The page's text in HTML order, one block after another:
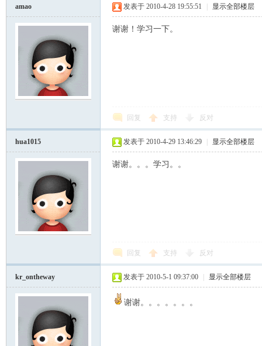
amao 发表于 2010-4-28 19:55:51 显示全部楼层
谢谢！学习一下。
回复 支持 反对
hua1015 发表于 2010-4-29 13:46:29 显示全部楼层
谢谢。。。学习。。
回复 支持 反对
kr_ontheway 发表于 2010-5-1 09:37:00 显示全部楼层
谢谢。。。。。。。